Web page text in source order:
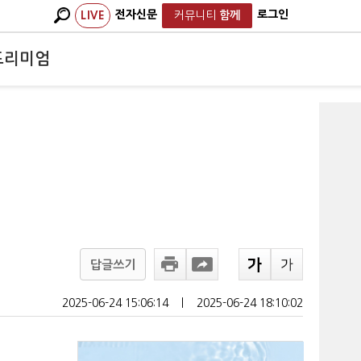
LIVE 전자신문 커뮤니티 함께 로그인
리미엄
답글쓰기
2025-06-24 15:06:14 2025-06-24 18:10:02